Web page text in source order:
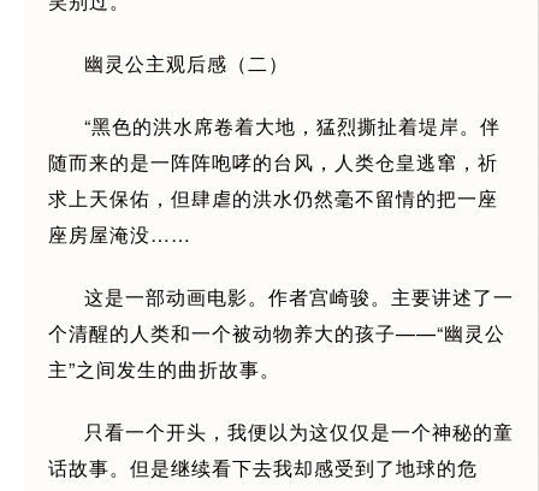
幽灵公主观后感（二）
“黑色的洪水席卷着大地，猛烈撕扯着堤岸。伴
随而来的是一阵阵咆哮的台风，人类仓皇逃窜，祈
求上天保佑，但肆虐的洪水仍然毫不留情的把一座
座房屋淹没……
这是一部动画电影。作者宫崎骏。主要讲述了一
个清醒的人类和一个被动物养大的孩子——“幽灵公
主”之间发生的曲折故事。
只看一个开头，我便以为这仅仅是一个神秘的童
话故事。但是继续看下去我却感受到了地球的危